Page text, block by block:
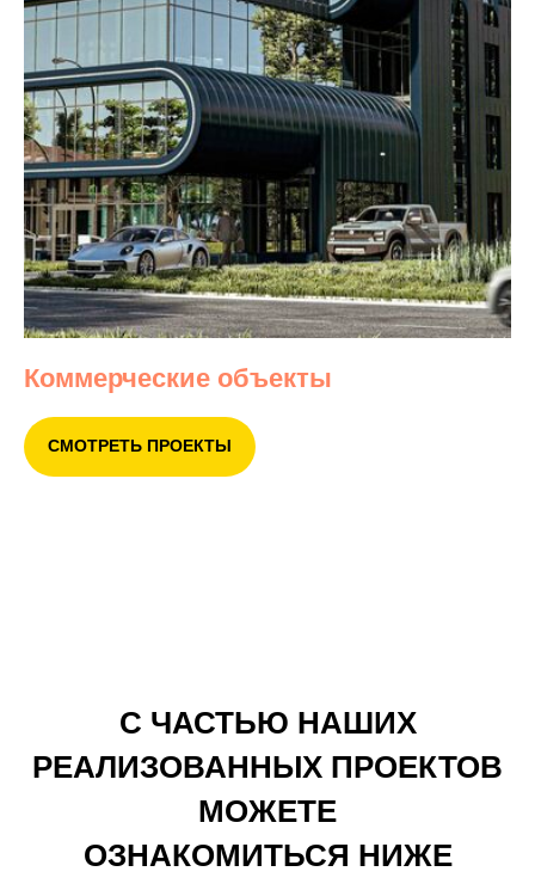
Коммерческие объекты
СМОТРЕТЬ ПРОЕКТЫ
С ЧАСТЬЮ НАШИХ
РЕАЛИЗОВАННЫХ ПРОЕКТОВ
МОЖЕТЕ
ОЗНАКОМИТЬСЯ НИЖЕ